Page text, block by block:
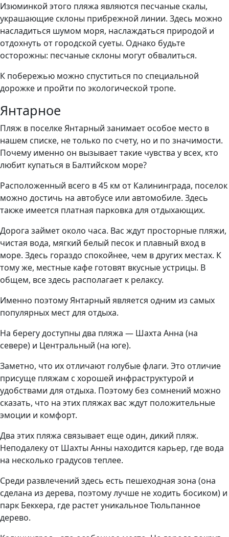
Изюминкой этого пляжа являются песчаные скалы,
украшающие склоны прибрежной линии. Здесь можно
насладиться шумом моря, наслаждаться природой и
отдохнуть от городской суеты. Однако будьте
осторожны: песчаные склоны могут обвалиться.
К побережью можно спуститься по специальной
дорожке и пройти по экологической тропе.
Янтарное
Пляж в поселке Янтарный занимает особое место в
нашем списке, не только по счету, но и по значимости.
Почему именно он вызывает такие чувства у всех, кто
любит купаться в Балтийском море?
Расположенный всего в 45 км от Калининграда, поселок
можно достичь на автобусе или автомобиле. Здесь
также имеется платная парковка для отдыхающих.
Дорога займет около часа. Вас ждут просторные пляжи,
чистая вода, мягкий белый песок и плавный вход в
море. Здесь гораздо спокойнее, чем в других местах. К
тому же, местные кафе готовят вкусные устрицы. В
общем, все здесь располагает к релаксу.
Именно поэтому Янтарный является одним из самых
популярных мест для отдыха.
На берегу доступны два пляжа — Шахта Анна (на
севере) и Центральный (на юге).
Заметно, что их отличают голубые флаги. Это отличие
присуще пляжам с хорошей инфраструктурой и
удобствами для отдыха. Поэтому без сомнений можно
сказать, что на этих пляжах вас ждут положительные
эмоции и комфорт.
Два этих пляжа связывает еще один, дикий пляж.
Неподалеку от Шахты Анны находится карьер, где вода
на несколько градусов теплее.
Среди развлечений здесь есть пешеходная зона (она
сделана из дерева, поэтому лучше не ходить босиком) и
парк Беккера, где растет уникальное Тюльпанное
дерево.